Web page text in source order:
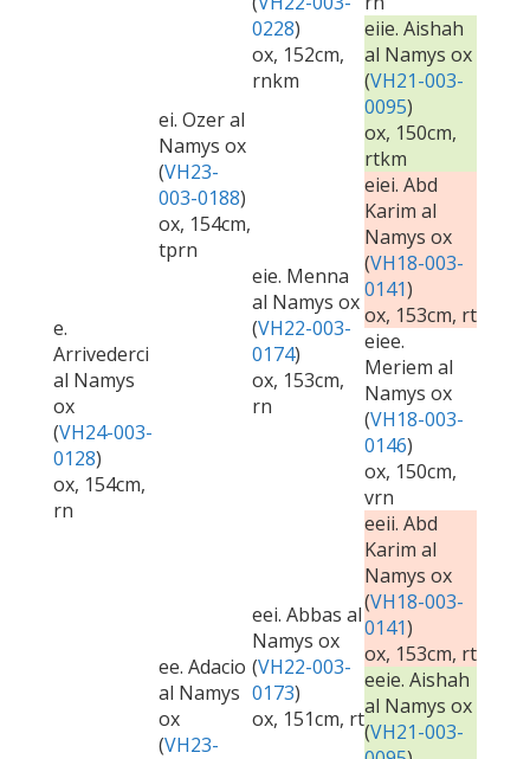
e.
Arrivederci
al Namys
ox
(VH24-003-
0128)
ox, 154cm,
rn
ei. Ozer al
Namys ox
(VH23-
003-0188)
ox, 154cm,
tprn
0228)
ox, 152cm,
rnkm
eiie. Aishah
al Namys ox
(VH21-003-
0095)
ox, 150cm,
rtkm
eie. Menna
al Namys ox
(VH22-003-
0174)
ox, 153cm,
rn
eiei. Abd
Karim al
Namys ox
(VH18-003-
0141)
ox, 153cm, rt
eiee.
Meriem al
Namys ox
(VH18-003-
0146)
ox, 150cm,
vrn
ee. Adacio
al Namys
ox
(VH23-
eei. Abbas al
Namys ox
(VH22-003-
0173)
ox, 151cm, rt
eeii. Abd
Karim al
Namys ox
(VH18-003-
0141)
ox, 153cm, rt
eeie. Aishah
al Namys ox
(VH21-003-